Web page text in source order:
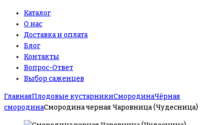
Каталог
О нас
Доставка и оплата
Блог
Контакты
Вопрос-Ответ
Выбор саженцев
ГлавнаяПлодовые кустарникиСмородинаЧёрная
смородинаСмородина черная Чаровница (Чудесница)